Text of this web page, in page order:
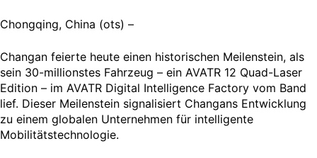
Chongqing, China (ots) –
Changan feierte heute einen historischen Meilenstein, als
sein 30-millionstes Fahrzeug – ein AVATR 12 Quad-Laser
Edition – im AVATR Digital Intelligence Factory vom Band
lief. Dieser Meilenstein signalisiert Changans Entwicklung
zu einem globalen Unternehmen für intelligente
Mobilitätstechnologie.